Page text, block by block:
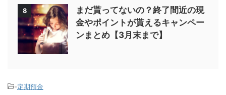
8
まだ貰ってないの？終了間近の現
金やポイントが貰えるキャンペー
ンまとめ【3月末まで】
-定期預金